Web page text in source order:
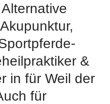
&
in für Weil der
für